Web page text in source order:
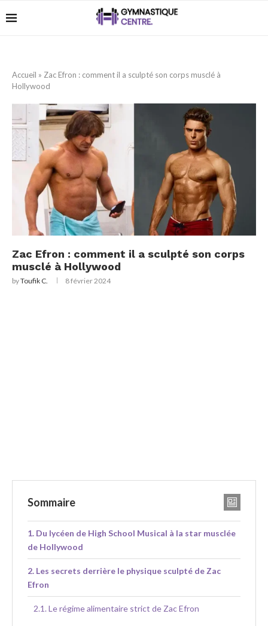
Accueil » Zac Efron : comment il a sculpté son corps musclé à
Hollywood
Zac Efron : comment il a sculpté son corps
musclé à Hollywood
byToufik C. 8 février 2024
Sommaire
Du lycéen de High School Musical à la star musclée
de Hollywood
Les secrets derrière le physique sculpté de Zac
Efron
Le régime alimentaire strict de Zac Efron